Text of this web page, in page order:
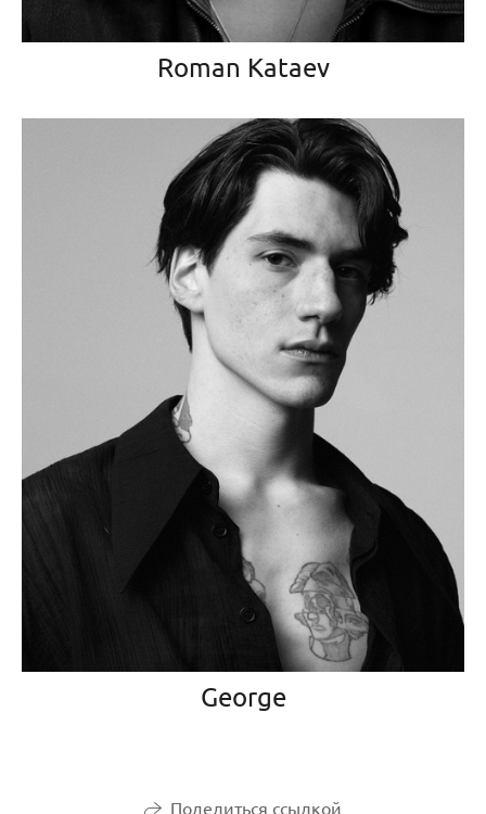
Roman Kataev
George
Поделиться ссылкой